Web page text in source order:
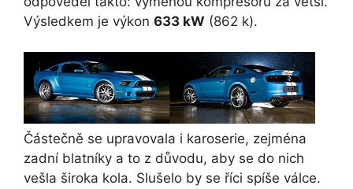
Výsledkem je výkon 633 kW (862 k).
Částečně se upravovala i karoserie, zejména
zadní blatníky a to z důvodu, aby se do nich
vešla široka kola. Slušelo by se říci spíše válce.